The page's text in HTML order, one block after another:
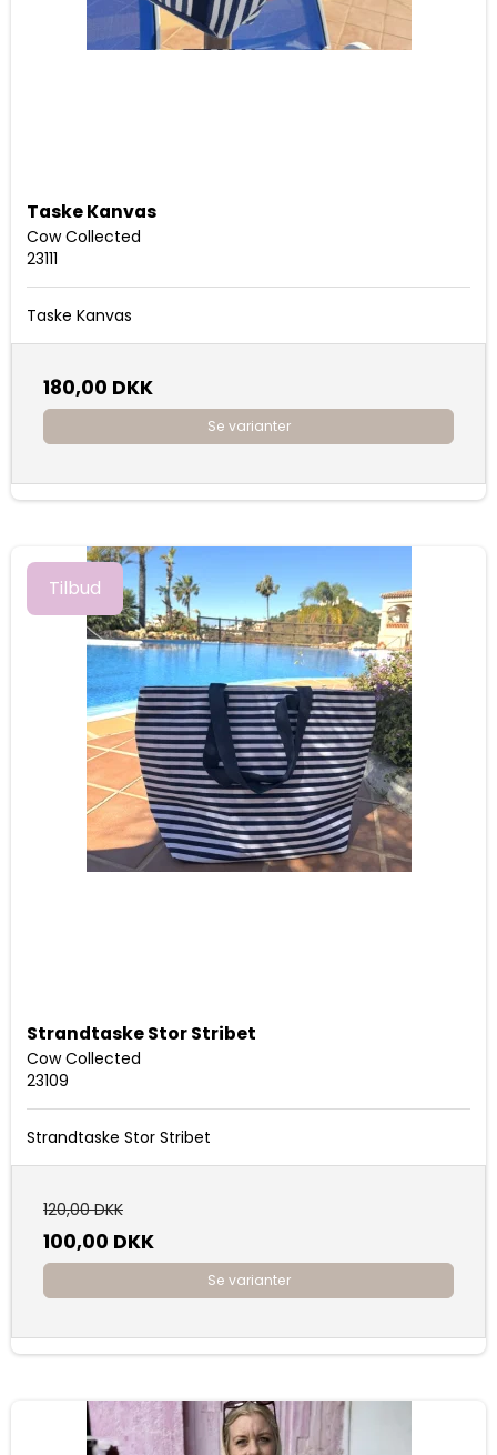
Taske Kanvas
Cow Collected
23111
Taske Kanvas
180,00 DKK
Se varianter
Tilbud
Strandtaske Stor Stribet
Cow Collected
23109
Strandtaske Stor Stribet
120,00 DKK
100,00 DKK
Se varianter